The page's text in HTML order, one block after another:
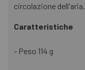
circolazione dell'aria.
Caratteristiche
- Peso 114 g